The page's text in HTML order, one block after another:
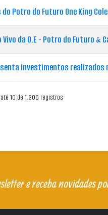
Potro do Futuro One King Cole
da O.E - Potro do Futuro &
investimentos
10 de 1.206 registros
e receba novidades